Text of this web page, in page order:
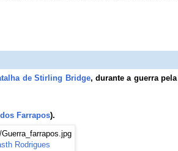
de Stirling Bridge, durante a guerra pela
Farrapos).
Rodrigues